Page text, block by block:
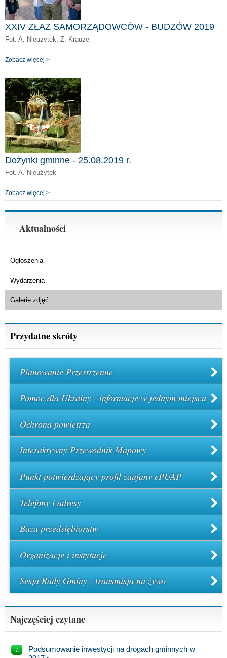
XXIV ZŁAZ SAMORZĄDOWCÓW - BUDZÓW 2019
Fot. A. Nieużytek, Z. Krauze
Zobacz więcej >
Dożynki gminne - 25.08.2019 r.
Fot. A. Nieużytek
Zobacz więcej >
Aktualności
Ogłoszenia
Wydarzenia
Galerie zdjęć
Przydatne skróty
Planowanie Przestrzenne
Pomoc dla Ukrainy - informacje w jednym miejscu
Ochrona powietrza
Interaktywny Przewodnik Mapowy
Punkt potwierdzający profil zaufany ePUAP
Telefony i adresy
Baza przedsiębiorstw
Organizacje i instytucje
Sesja Rady Gminy - transmisja na żywo
Najczęściej czytane
Podsumowanie inwestycji na drogach gminnych w